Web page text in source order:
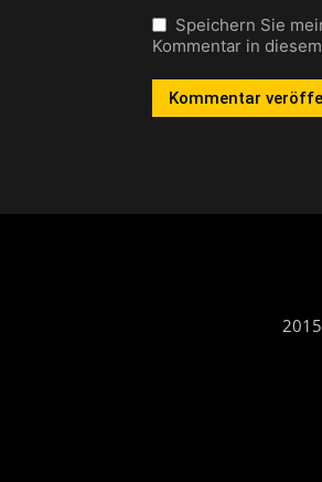
Speichern Sie
Kommentar in